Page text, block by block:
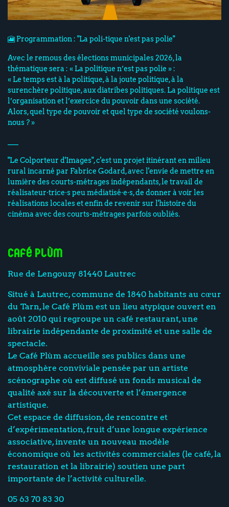
🎦 Programmation : "La poli-tique n'est pas polie"
Avec le remous des élections municipales 2026, la
thématique sera : « La politique n’est pas polie » :
« Le temps est à la politique, à la joute politique, à la
surenchère politique, aux diatribes politiques. La politique est
l’organisation et l’exercice du pouvoir dans une société.
Alors, quel type de pouvoir et quel type de société voulons-
nous ? »
"Le Colporteur d'Images", c'est un projet itinérant en milieu
rural incarné par Fabrice Godard, avec l'envie de mettre en
lumière des courts-métrages indépendants, le travail de
réalisateur·trice·s peu médiatisé·e·s, de donner à voir les
réalisations locales et enfin de revenir sur l'histoire du
cinéma avec des courts-métrages parfois oubliés.
Café Plùm
Rue de Lengouzy 81440 Lautrec
Situé à Lautrec, commune de 1840 habitants au cœur
du Tarn, le Café Plùm est un lieu atypique ouvert en
août 2010 qui regroupe un café restaurant, une
librairie indépendante de proximité et une salle de
spectacle.
Le Café Plùm accueille ses publics dans une
atmosphère conviviale pensée par un artiste
scénographe où est diffusé un fonds musical de
qualité axé sur la découverte et l’émergence
artistique.
Cet espace de diffusion, de rencontre et
d’expérimentation, fruit d’une longue expérience
associative, invente un nouveau modèle
économique où les activités commerciales (le café, la
restauration et la librairie) soutien une part
importante de l’activité culturelle.
05 63 70 83 30